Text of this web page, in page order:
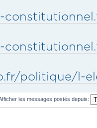
politique/l-
les messages postés depuis: